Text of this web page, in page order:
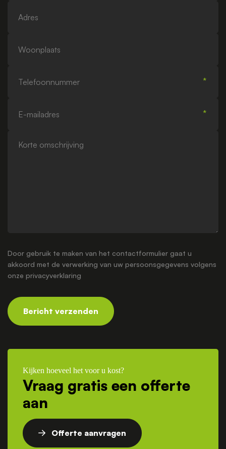
mailadres
omschrijving
Door gebruik te maken van het contactformulier gaat u
akkoord met de verwerking van uw persoonsgegevens volgens
onze privacyverklaring
Bericht verzenden
Kijken hoeveel het voor u kost?
Vraag gratis een offerte
aan
Offerte aanvragen